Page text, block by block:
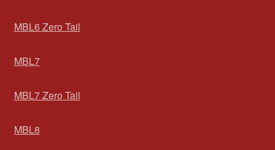
MBL6 Zero Tail
MBL7
MBL7 Zero Tail
MBL8